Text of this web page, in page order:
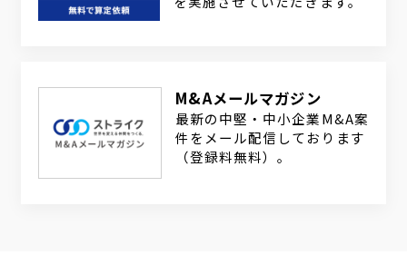
M&Aメールマガジン
最新の中堅・中小企業M&A案
件をメール配信しております
（登録料無料）。